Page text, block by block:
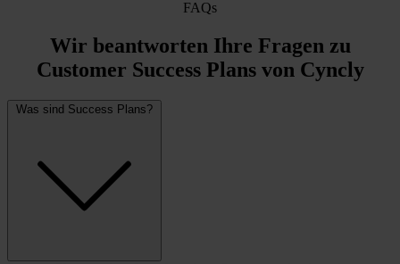
FAQs
Wir beantworten Ihre Fragen zu
Customer Success Plans von Cyncly
Was sind Success Plans?